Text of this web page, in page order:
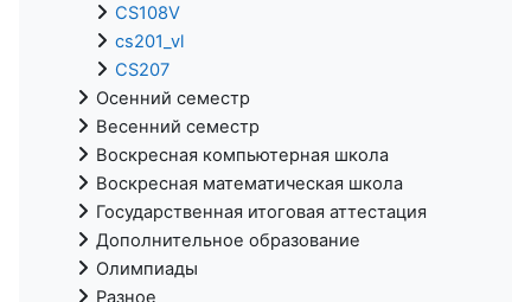
CS108V
cs201_vl
CS207
Осенний семестр
Весенний семестр
Воскресная компьютерная школа
Воскресная математическая школа
Государственная итоговая аттестация
Дополнительное образование
Олимпиады
Разное